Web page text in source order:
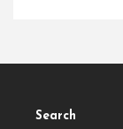
Search